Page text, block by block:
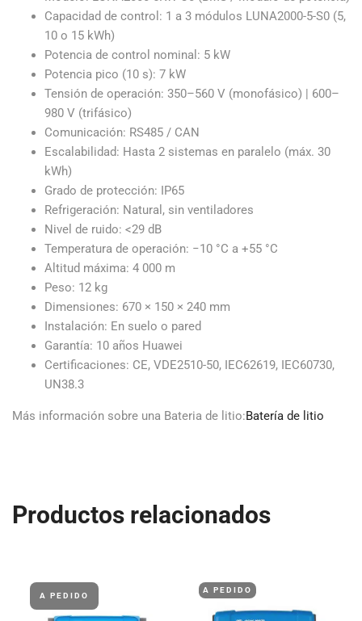
Capacidad de control: 1 a 3 módulos LUNA2000-5-S0 (5,
10 o 15 kWh)
Potencia de control nominal: 5 kW
Potencia pico (10 s): 7 kW
Tensión de operación: 350–560 V (monofásico) | 600–
980 V (trifásico)
Comunicación: RS485 / CAN
Escalabilidad: Hasta 2 sistemas en paralelo (máx. 30
kWh)
Grado de protección: IP65
Refrigeración: Natural, sin ventiladores
Nivel de ruido: <29 dB
Temperatura de operación: −10 °C a +55 °C
Altitud máxima: 4 000 m
Peso: 12 kg
Dimensiones: 670 × 150 × 240 mm
Instalación: En suelo o pared
Garantía: 10 años Huawei
Certificaciones: CE, VDE2510-50, IEC62619, IEC60730,
UN38.3
Más información sobre una Bateria de litio:Batería de litio
Productos relacionados
A PEDIDO
A PEDIDO